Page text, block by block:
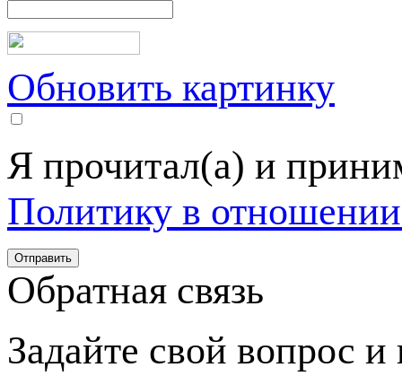
Обновить картинку
Я прочитал(а) и
Политику в
Обратная связь
Задайте свой вопрос